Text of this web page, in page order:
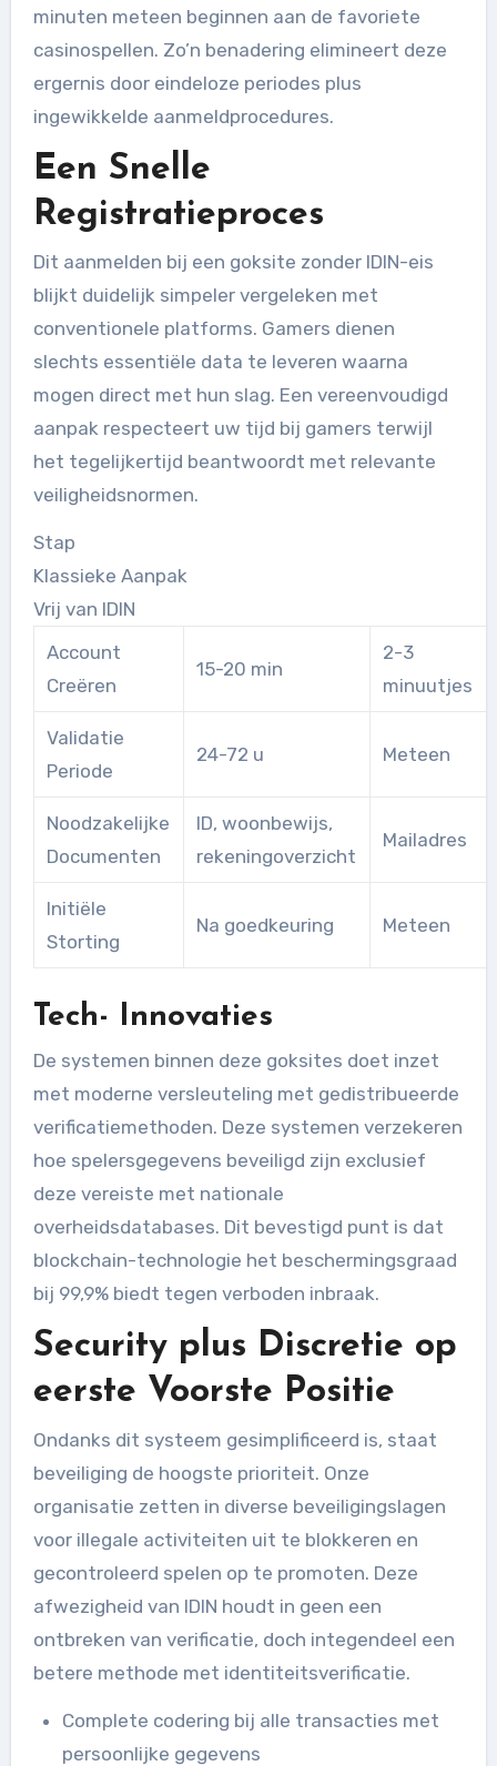
minuten meteen beginnen aan de favoriete
casinospellen. Zo’n benadering elimineert deze
ergernis door eindeloze periodes plus
ingewikkelde aanmeldprocedures.
Een Snelle
Registratieproces
Dit aanmelden bij een goksite zonder IDIN-eis
blijkt duidelijk simpeler vergeleken met
conventionele platforms. Gamers dienen
slechts essentiële data te leveren waarna
mogen direct met hun slag. Een vereenvoudigd
aanpak respecteert uw tijd bij gamers terwijl
het tegelijkertijd beantwoordt met relevante
veiligheidsnormen.
Stap
Klassieke Aanpak
Vrij van IDIN
Account
Creëren
15-20 min
2-3
minuutjes
Validatie
Periode
24-72 u Meteen
Noodzakelijke
Documenten
ID, woonbewijs,
rekeningoverzicht
Mailadres
Initiële
Storting
Na goedkeuring Meteen
Tech- Innovaties
De systemen binnen deze goksites doet inzet
met moderne versleuteling met gedistribueerde
verificatiemethoden. Deze systemen verzekeren
hoe spelersgegevens beveiligd zijn exclusief
deze vereiste met nationale
overheidsdatabases. Dit bevestigd punt is dat
blockchain-technologie het beschermingsgraad
bij 99,9% biedt tegen verboden inbraak.
Security plus Discretie op
eerste Voorste Positie
Ondanks dit systeem gesimplificeerd is, staat
beveiliging de hoogste prioriteit. Onze
organisatie zetten in diverse beveiligingslagen
voor illegale activiteiten uit te blokkeren en
gecontroleerd spelen op te promoten. Deze
afwezigheid van IDIN houdt in geen een
ontbreken van verificatie, doch integendeel een
betere methode met identiteitsverificatie.
Complete codering bij alle transacties met
persoonlijke gegevens